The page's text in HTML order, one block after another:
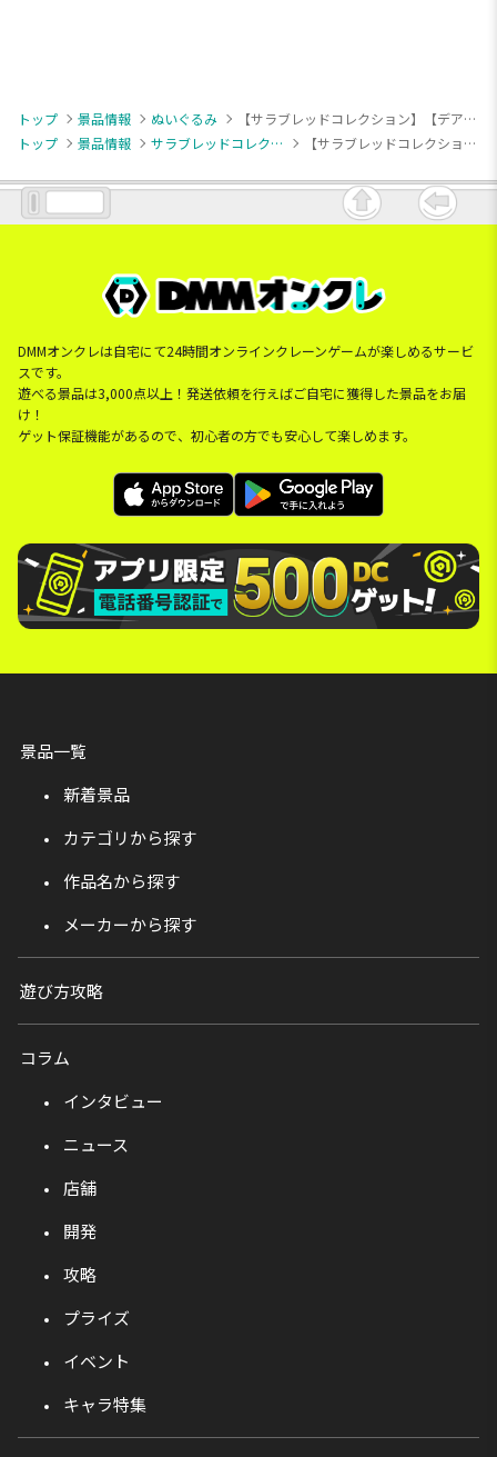
トップ 景品情報 ぬいぐるみ
【サラブレッドコレクション】【デアリングタクト】サラブレッドコレクション ふわふわBIG(デアリングタクト)
トップ
景品情報 サラブレッドコレクション 【サラブレッドコレクション】【デアリングタクト】サラブレッドコレクション ふわふわBIG(デアリングタクト)
DMMオンクレは自宅にて24時間オンラインクレーンゲームが楽しめるサービ
スです。
遊べる景品は3,000点以上！発送依頼を行えばご自宅に獲得した景品をお届
け！
ゲット保証機能があるので、初心者の方でも安心して楽しめます。
景品一覧
新着景品
カテゴリから探す
作品名から探す
メーカーから探す
遊び方攻略
コラム
インタビュー
ニュース
店舗
開発
攻略
プライズ
イベント
キャラ特集